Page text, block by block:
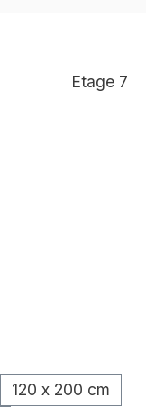
Etage 7
120 x 200 cm